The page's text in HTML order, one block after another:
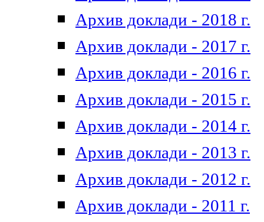
Архив доклади - 2018 г.
Архив доклади - 2017 г.
Архив доклади - 2016 г.
Архив доклади - 2015 г.
Архив доклади - 2014 г.
Архив доклади - 2013 г.
Архив доклади - 2012 г.
Архив доклади - 2011 г.